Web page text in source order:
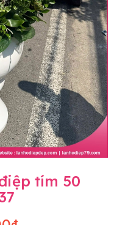
tím 50